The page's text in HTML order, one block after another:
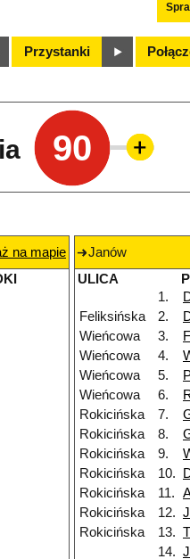
Przystanki
90
na mapie
Janów
ULICA
1.
Feliksińska
2.
Wieńcowa
3.
Wieńcowa
4.
Wieńcowa
5.
Wieńcowa
6.
Rokicińska
7.
Rokicińska
8.
Rokicińska
9.
Rokicińska
10.
Rokicińska
11.
Rokicińska
12.
Rokicińska
13.
14.